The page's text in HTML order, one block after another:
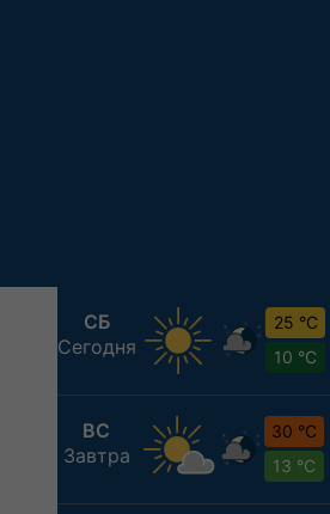
СБ
Сегодня
25 °C
10 °C
ВС
Завтра
30 °C
13 °C